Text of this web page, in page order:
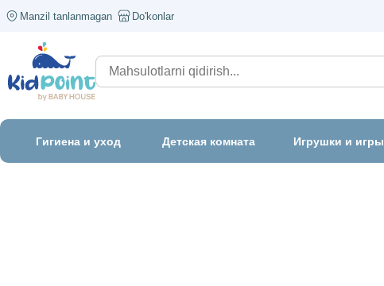
Manzil tanlanmagan Do'konlar
Гигиена и уход Детская комната Игрушки и игры